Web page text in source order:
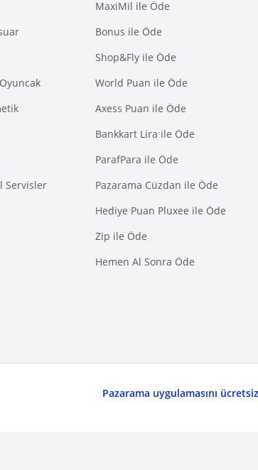
Servisler
MaxiMil ile Öde
Bonus ile Öde
Shop&Fly ile Öde
World Puan ile Öde
Axess Puan ile Öde
Bankkart Lira ile Öde
ParafPara ile Öde
Pazarama Cüzdan ile Öde
Hediye Puan Pluxee ile Öde
Zip ile Öde
Hemen Al Sonra Öde
Pazarama uygulamasını